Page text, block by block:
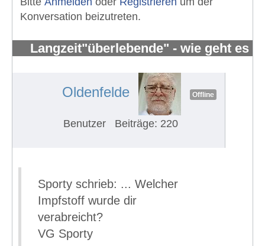
Konversation beizutreten.
Langzeit"überlebende" - wie geht es
Oldenfelde Offline
Benutzer Beiträge: 220
Sporty schrieb: ... Welcher
Impfstoff wurde dir
verabreicht?
VG Sporty